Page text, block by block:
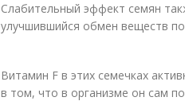
Слабительный эффект семян
улучшившийся обмен веществ
Витамин F в этих семечках
в том, что в организме он сам